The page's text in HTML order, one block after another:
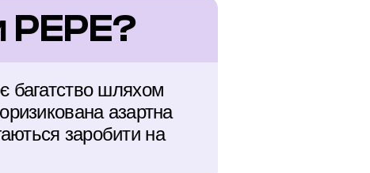
PEPE?
багатство шляхом
азартна
заробити на